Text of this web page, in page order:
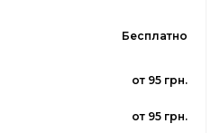
Бесплатно
от 95 грн.
от 95 грн.